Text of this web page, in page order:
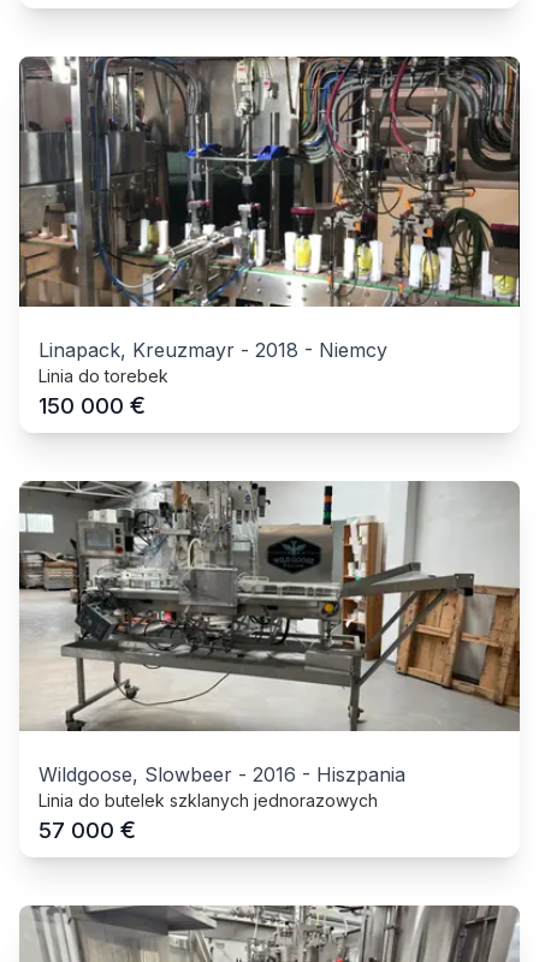
Linapack, Kreuzmayr - 2018 - Niemcy
Linia do torebek
150 000 €
Wildgoose, Slowbeer - 2016 - Hiszpania
Linia do butelek szklanych jednorazowych
57 000 €